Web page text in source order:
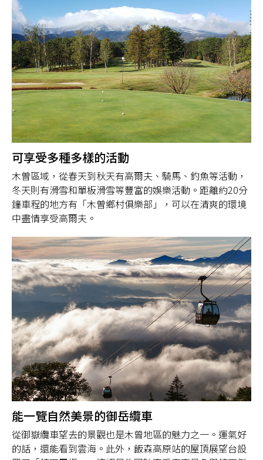
可享受多種多樣的活動
木曽區域，從春天到秋天有高爾夫、騎馬、釣魚等活動，
冬天則有滑雪和單板滑雪等豐富的娛樂活動。距離約20分
鐘車程的地方有「木曽鄉村俱樂部」，可以在清爽的環境
中盡情享受高爾夫。
能一覽自然美景的御岳纜車
從御嶽纜車望去的景觀也是木曾地區的魅力之一。運氣好
的話，還能看到雲海。此外，飯森高原站的屋頂展望台設